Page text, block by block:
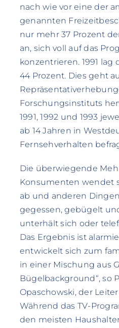
nach wie vor eine der
genannten
nur mehr 37 Prozent
an, sich voll auf das
konzentrieren. 1991 lag
44 Prozent. Dies geht
Forschungsinstituts
1991, 1992 und 1993
ab 14 Jahren in
Fernsehverhalten
Die überwiegende
Konsumenten wendet
ab und anderen
gegessen, gebügelt
unterhält sich oder
Das Ergebnis ist
entwickelt sich zum
in einer Mischung aus
Bügelbackground“, so
Opaschowski, der
Während das TV-
den meisten